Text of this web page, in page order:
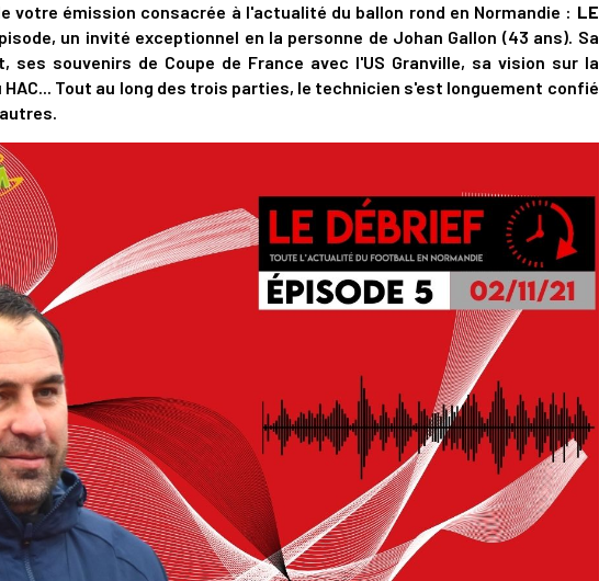
votre émission consacrée à l'actualité du ballon rond en Normandie : LE
un invité exceptionnel en la personne de Johan Gallon (43 ans). Sa
ses souvenirs de Coupe de France avec l'US Granville, sa vision sur la
HAC... Tout au long des trois parties, le technicien s'est longuement confié